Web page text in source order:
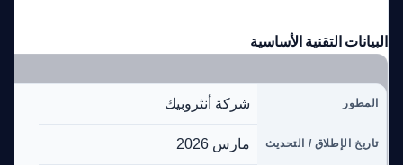
البيانات التقنية الأساسية
المطور شركة أنثروبيك
تاريخ الإطلاق / التحديث مارس 2026